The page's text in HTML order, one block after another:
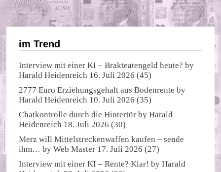
im Trend
Interview mit einer KI – Brakteatengeld heute? by
Harald Heidenreich 16. Juli 2026 (45)
2777 Euro Erziehungsgehalt aus Bodenrente by
Harald Heidenreich 10. Juli 2026 (35)
Chatkontrolle durch die Hintertür byHarald
Heidenreich 18. Juli 2026 (30)
Merz will Mittelstreckenwaffen kaufen – sende
ihm… byWeb Master 17. Juli 2026 (27)
Interview mit einer KI – Rente? Klar! byHarald